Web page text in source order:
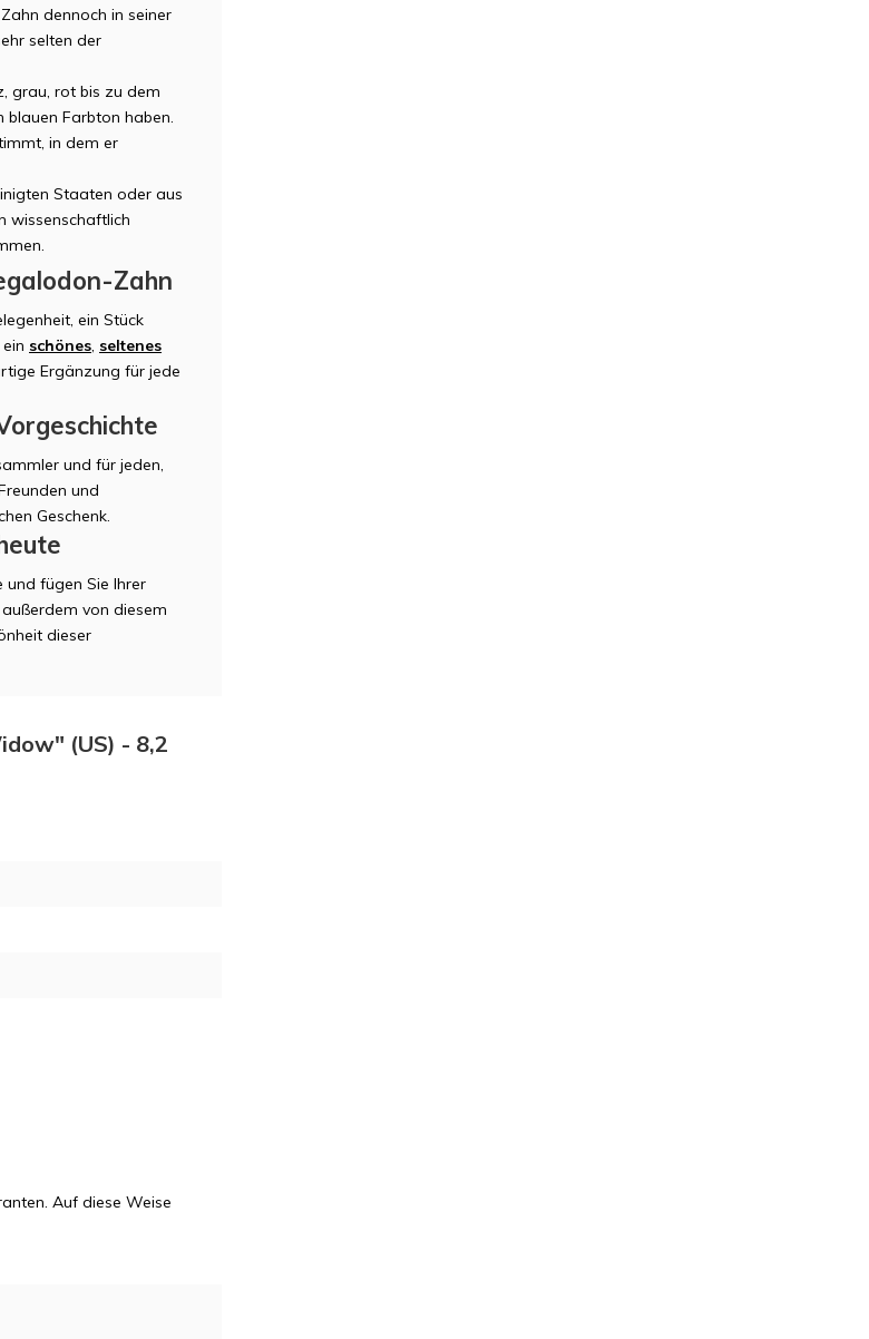
dennoch in seiner
selten der
grau, rot bis zu dem
Farbton haben.
in dem er
Staaten oder aus
wissenschaftlich
Zahn
ein Stück
schönes seltenes
Ergänzung für jede
und für jeden,
und
Geschenk.
fügen Sie Ihrer
von diesem
dieser
(US) - 8,2
Auf diese Weise